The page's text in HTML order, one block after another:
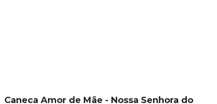
Caneca Amor de Mãe - Nossa Senhora do